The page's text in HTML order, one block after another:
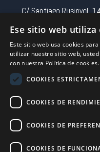
C/ Santiago Rusinyol,
Spain
CONTACTO
Tel 0034 93 713 37 30
sermovil@sertronic.es
Acceso intranet
Ese sitio web utiliza
Este sitio web usa cookies
utilizar nuestro sitio web,
con nuestra Política de cookies.
COOKIES
COOKIES DE
COOKIES DE
COOKIES DE